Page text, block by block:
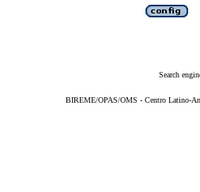
Search
BIREME/OPAS/OMS - Centro Latino-